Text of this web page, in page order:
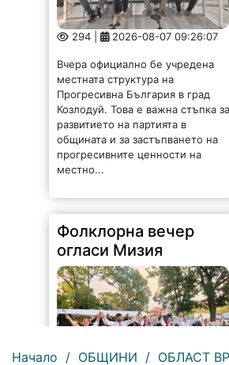
294 | 2026-08-07 09:26:07
Вчера официално бе учредена
местната структура на
Прогресивна България в град
Козлодуй. Това е важна стъпка за
развитието на партията в
общината и за застъпването на
прогресивните ценности на
местно...
Фолклорна вечер
огласи Мизия
Начало / ОБЩИНИ / ОБЛАСТ